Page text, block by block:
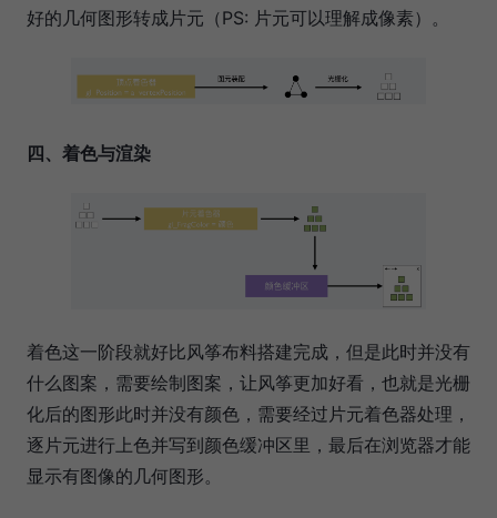
好的几何图形转成片元（PS: 片元可以理解成像素）。
四、着色与渲染
着色这一阶段就好比风筝布料搭建完成，但是此时并没有
什么图案，需要绘制图案，让风筝更加好看，也就是光栅
化后的图形此时并没有颜色，需要经过片元着色器处理，
逐片元进行上色并写到颜色缓冲区里，最后在浏览器才能
显示有图像的几何图形。